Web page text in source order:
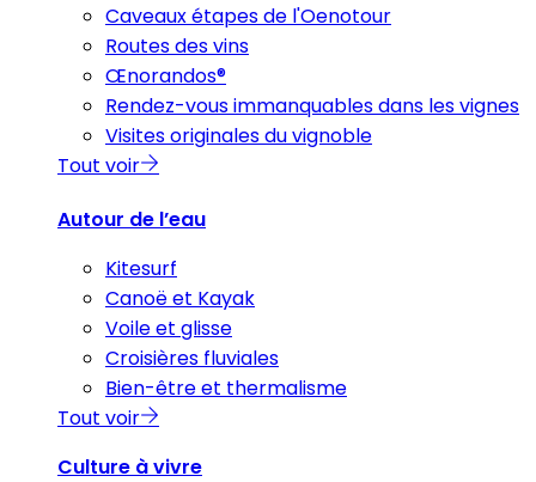
Caveaux étapes de l'Oenotour
Routes des vins
Œnorandos®
Rendez-vous immanquables dans les vignes
Visites originales du vignoble
Tout voir
Autour de l’eau
Kitesurf
Canoë et Kayak
Voile et glisse
Croisières fluviales
Bien-être et thermalisme
Tout voir
Culture à vivre